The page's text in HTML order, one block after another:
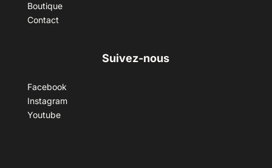
Boutique
Contact
Suivez-nous
Facebook
Instagram
Youtube